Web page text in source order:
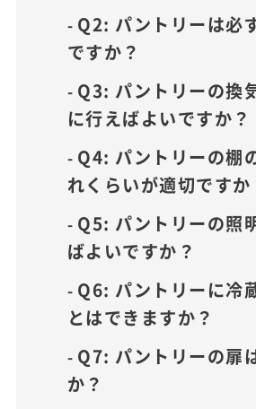
Q2: パントリーは必
ですか？
Q3: パントリーの換
に行えばよいですか？
Q4: パントリーの棚
れくらいが適切ですか
Q5: パントリーの照
ばよいですか？
Q6: パントリーに冷
とはできますか？
Q7: パントリーの扉
か？